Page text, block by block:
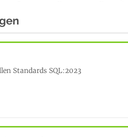
Standards SQL:2023